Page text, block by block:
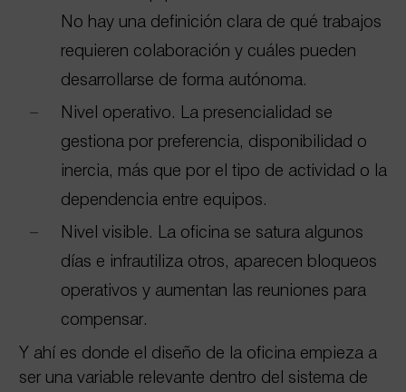
No hay una definición clara de qué trabajos
requieren colaboración y cuáles pueden
desarrollarse de forma autónoma.
Nivel operativo. La presencialidad se
gestiona por preferencia, disponibilidad o
inercia, más que por el tipo de actividad o la
dependencia entre equipos.
Nivel visible. La oficina se satura algunos
días e infrautiliza otros, aparecen bloqueos
operativos y aumentan las reuniones para
compensar.
Y ahí es donde el diseño de la oficina empieza a
ser una variable relevante dentro del sistema de